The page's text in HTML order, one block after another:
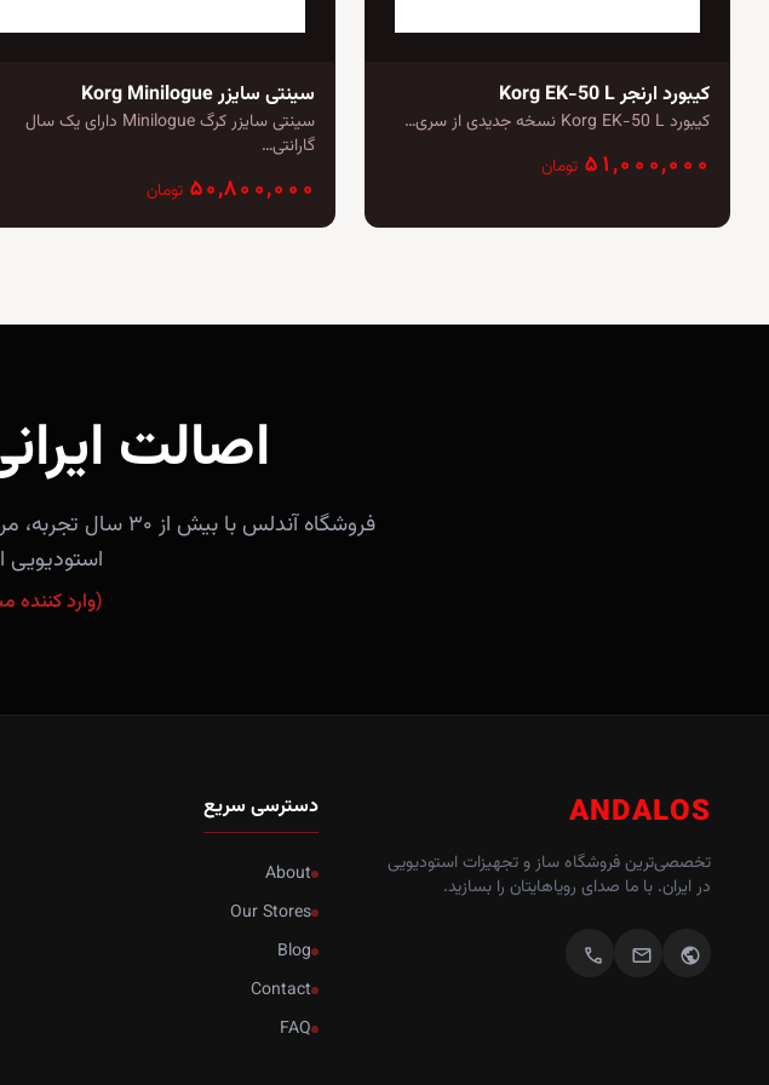
کیبورد ارنجر Korg EK-50 L
کیبورد Korg EK-50 L نسخه جدیدی از سری…
۵۱,۰۰۰,۰۰۰ تومان
سینتی سایزر Korg Minilogue
سینتی سایزر کرگ Minilogue دارای یک سال
گارانتی…
۵۰,۸۰۰,۰۰۰ تومان
اصالت
فروشگاه آندلس با
استودیویی
(وارد کننده
ANDALOS
تخصصی‌ترین فروشگاه ساز و تجهیزات استودیویی
در ایران. با ما صدای رویاهایتان را بسازید.
public
mail
call
دسترسی سریع
About
Our Stores
Blog
Contact
FAQ